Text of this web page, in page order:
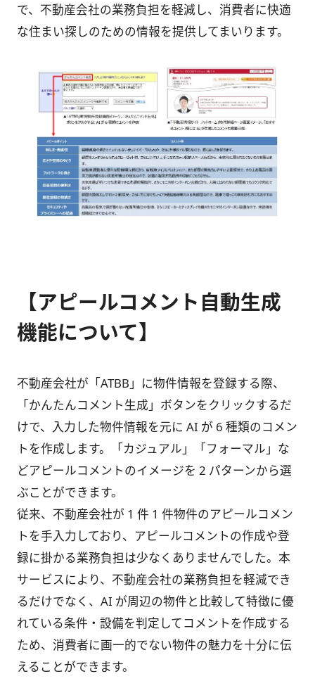
で、不動産会社の業務負担を軽減し、消費者に快適
な住まい探しのための情報を提供してまいります。
【アピールコメント自動生成
機能について】
不動産会社が「ATBB」に物件情報を登録する際、
「かんたんコメント生成」ボタンをクリックするだ
けで、入力した物件情報を元に AI が 6 種類のコメン
トを作成します。「カジュアル」「フォーマル」な
どアピールコメントのイメージを 2 パターンから選
ぶことができます。
従来、不動産会社が 1 件 1 件物件のアピールコメン
トを手入力しており、アピールコメントの作成や登
録に掛かる業務負担は少なくありませんでした。本
サービスにより、不動産会社の業務負担を軽減でき
るだけでなく、AI が周辺の物件と比較して特徴に優
れている条件・設備を判定してコメントを作成する
ため、消費者に画一的でない物件の魅力を十分に伝
えることができます。